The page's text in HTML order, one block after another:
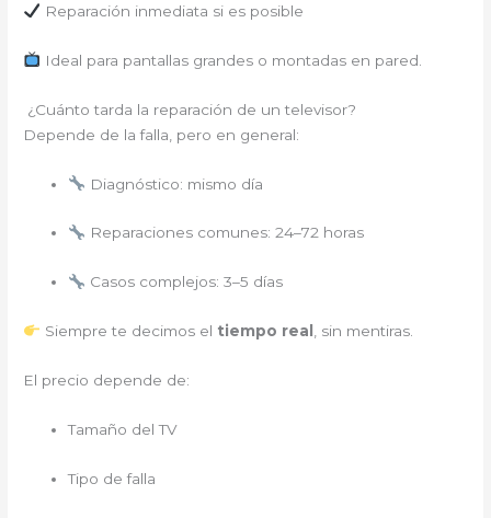
Reparación inmediata si es posible
Ideal para pantallas grandes o montadas en pared.
¿Cuánto tarda la reparación de un televisor?
Depende de la falla, pero en general:
Diagnóstico: mismo día
Reparaciones comunes: 24–72 horas
Casos complejos: 3–5 días
Siempre te decimos el tiempo real , sin mentiras.
El precio depende de:
Tamaño del TV
Tipo de falla